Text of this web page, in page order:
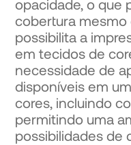
opacidade, o que
cobertura mesmo
possibilita a
em tecidos de
necessidade de
disponíveis em
cores, incluindo
permitindo uma
possibilidades de